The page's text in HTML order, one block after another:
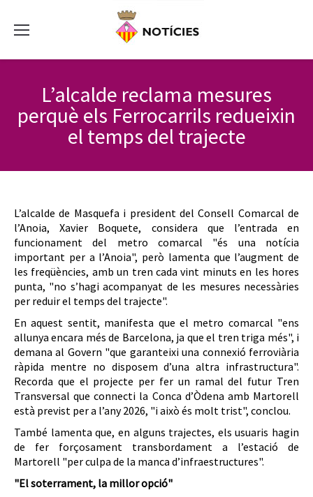
L’alcalde reclama mesures
perquè els Ferrocarrils redueixin
el temps del trajecte
L’alcalde de Masquefa i president del Consell Comarcal de
l’Anoia, Xavier Boquete, considera que l’entrada en
funcionament del metro comarcal "és una notícia
important per a l’Anoia", però lamenta que l’augment de
les freqüències, amb un tren cada vint minuts en les hores
punta, "no s’hagi acompanyat de les mesures necessàries
per reduir el temps del trajecte".
En aquest sentit, manifesta que el metro comarcal "ens
allunya encara més de Barcelona, ja que el tren triga més", i
demana al Govern "que garanteixi una connexió ferroviària
ràpida mentre no disposem d’una altra infrastructura".
Recorda que el projecte per fer un ramal del futur Tren
Transversal que connecti la Conca d’Òdena amb Martorell
està previst per a l’any 2026, "i això és molt trist", conclou.
També lamenta que, en alguns trajectes, els usuaris hagin
de fer forçosament transbordament a l’estació de
Martorell "per culpa de la manca d’infraestructures".
"El soterrament, la millor opció"